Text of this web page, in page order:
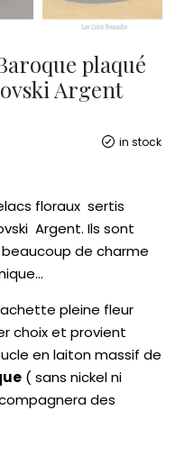
plaqué
Argent
in stock
floraux sertis
Argent. Ils sont
de charme
pleine fleur
choix et provient
en laiton massif de
( sans nickel ni
des